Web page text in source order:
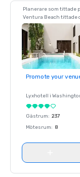
Planerare som tittade
Ventura Beach tittade
Promote your
Lyxhotell i
Gästrum: 237
Mötesrum: 8